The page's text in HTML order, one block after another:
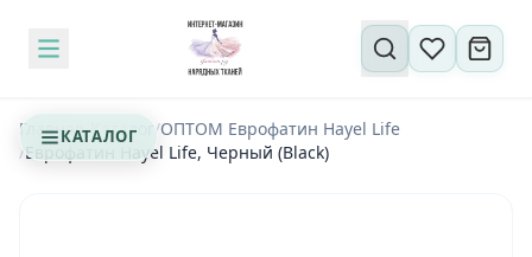
КАТАЛОГ
Поиск по сайту
Главная/Каталог/ОПТОМ Еврофатин Hayel Life
/Еврофатин Hayel Life, Черный (Black)